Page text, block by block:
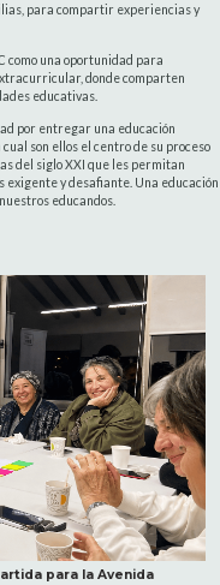
para compartir experiencias y
como una oportunidad para
donde comparten
educativas.
por entregar una educación
son ellos el centro de su proceso
del siglo XXI que les permitan
exigente y desafiante. Una educación
educandos.
para la Avenida